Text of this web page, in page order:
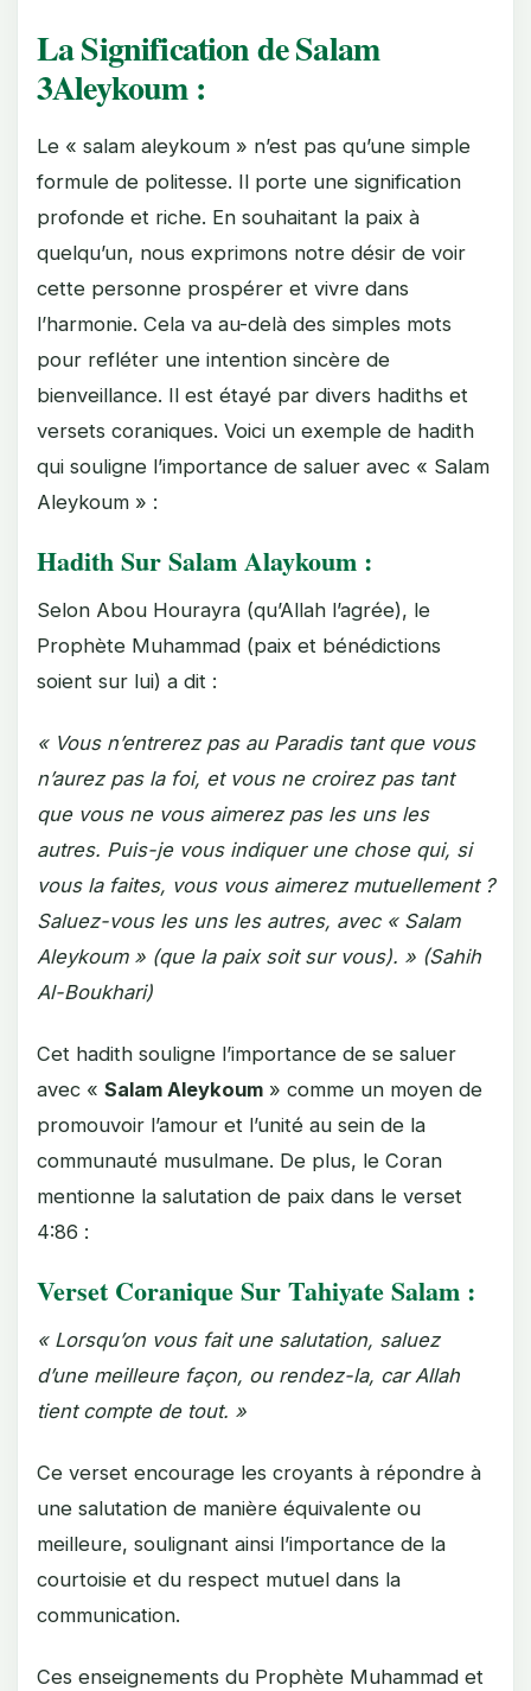
La Signification de Salam
3Aleykoum :
Le « salam aleykoum » n’est pas qu’une simple
formule de politesse. Il porte une signification
profonde et riche. En souhaitant la paix à
quelqu’un, nous exprimons notre désir de voir
cette personne prospérer et vivre dans
l’harmonie. Cela va au-delà des simples mots
pour refléter une intention sincère de
bienveillance. Il est étayé par divers hadiths et
versets coraniques. Voici un exemple de hadith
qui souligne l’importance de saluer avec « Salam
Aleykoum » :
Hadith Sur Salam Alaykoum :
Selon Abou Hourayra (qu’Allah l’agrée), le
Prophète Muhammad (paix et bénédictions
soient sur lui) a dit :
« Vous n’entrerez pas au Paradis tant que vous
n’aurez pas la foi, et vous ne croirez pas tant
que vous ne vous aimerez pas les uns les
autres. Puis-je vous indiquer une chose qui, si
vous la faites, vous vous aimerez mutuellement ?
Saluez-vous les uns les autres, avec « Salam
Aleykoum » (que la paix soit sur vous). » (Sahih
Al-Boukhari)
Cet hadith souligne l’importance de se saluer
avec « Salam Aleykoum » comme un moyen de
promouvoir l’amour et l’unité au sein de la
communauté musulmane. De plus, le Coran
mentionne la salutation de paix dans le verset
4:86 :
Verset Coranique Sur Tahiyate Salam :
« Lorsqu’on vous fait une salutation, saluez
d’une meilleure façon, ou rendez-la, car Allah
tient compte de tout. »
Ce verset encourage les croyants à répondre à
une salutation de manière équivalente ou
meilleure, soulignant ainsi l’importance de la
courtoisie et du respect mutuel dans la
communication.
Ces enseignements du Prophète Muhammad et